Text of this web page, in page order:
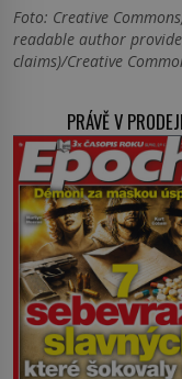
Foto: Creative
readable author
claims)/Creative
PRÁVĚ V PRODEJI